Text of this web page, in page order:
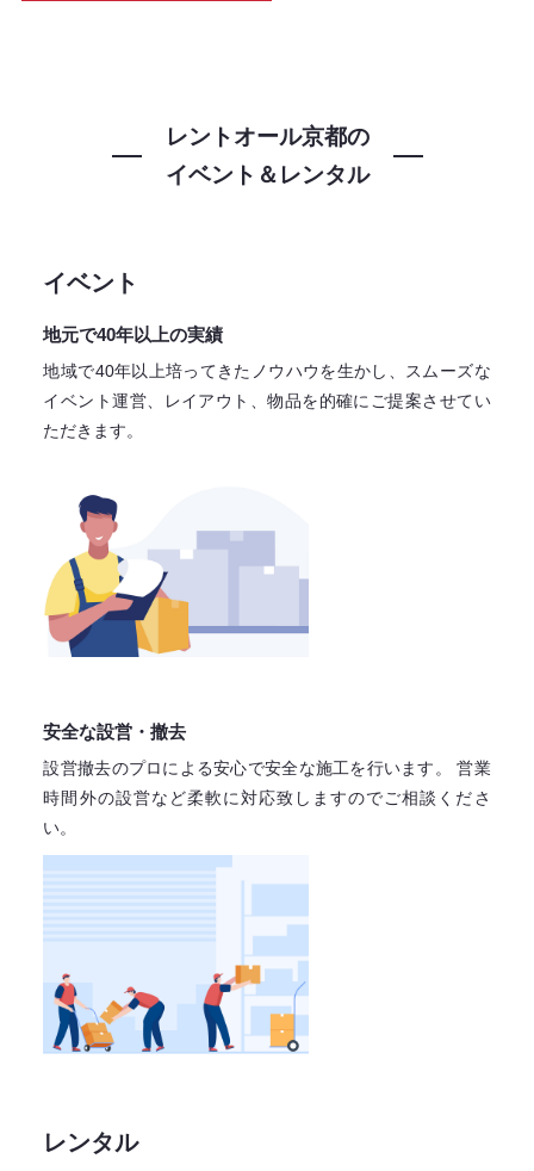
レントオール京都の
イベント＆レンタル
イベント
地元で40年以上の実績
地域で40年以上培ってきたノウハウを生かし、スムーズな
イベント運営、レイアウト、物品を的確にご提案させてい
ただきます。
安全な設営・撤去
設営撤去のプロによる安心で安全な施工を行います。
営業
時間外の設営など柔軟に対応致しますのでご相談くださ
い。
レンタル